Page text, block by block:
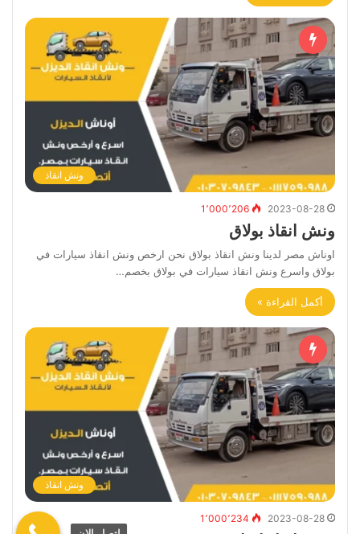
ونش انقاذ
2023-08-28 1٬000٬206
ونش انقاذ بولاق
اوناش مصر لدينا ونش انقاذ بولاق نحن ارخص ونش انقاذ سيارات في
بولاق واسرع ونش انقاذ سيارات في بولاق بخصم…
أكمل القراءة »
ونش انقاذ
2023-08-28 1٬000٬234